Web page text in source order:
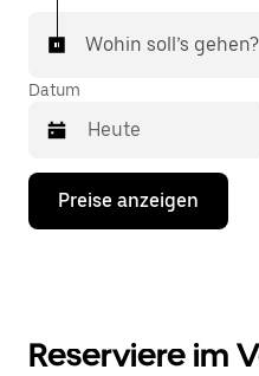
Wohin soll’s gehen?
Datum
Drücke
Nach-
Kalender
Preise anzeigen
Reserviere im